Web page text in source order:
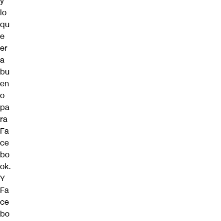
lo
qu
e
er
a
bu
en
o
pa
ra
Fa
ce
bo
ok.
Y
Fa
ce
bo